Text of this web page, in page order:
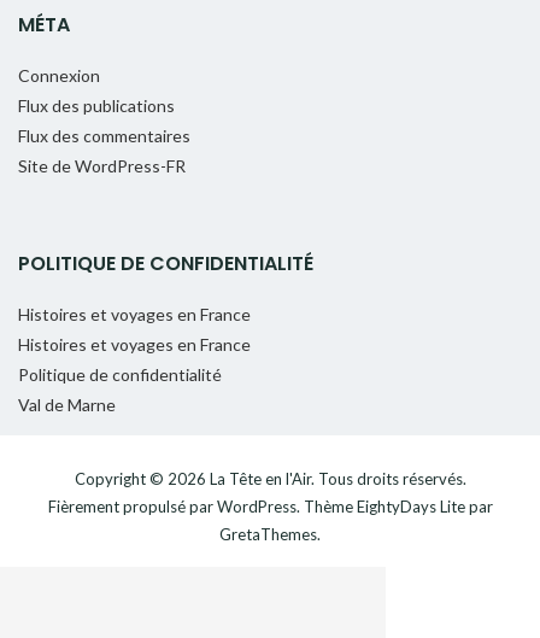
MÉTA
Connexion
Flux des publications
Flux des commentaires
Site de WordPress-FR
POLITIQUE DE CONFIDENTIALITÉ
Histoires et voyages en France
Histoires et voyages en France
Politique de confidentialité
Val de Marne
Copyright © 2026 La Tête en l'Air. Tous droits réservés.
Fièrement propulsé parWordPress. ThèmeEightyDays Litepar
GretaThemes.